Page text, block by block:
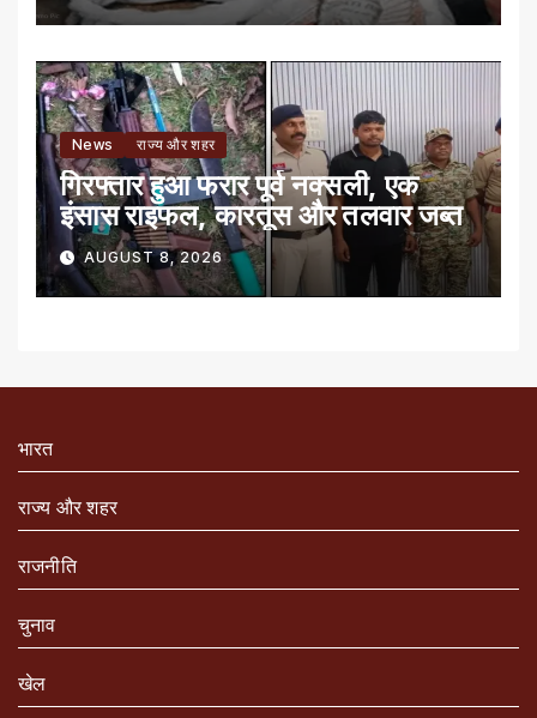
News राज्य और शहर
गिरफ्तार हुआ फरार पूर्व नक्सली, एक
इंसास राइफल, कारतूस और तलवार जब्त
AUGUST 8, 2026
भारत
राज्य और शहर
राजनीति
चुनाव
खेल